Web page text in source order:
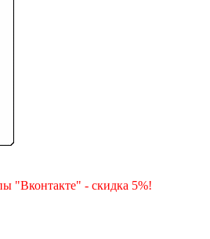
"Вконтакте" - скидка 5%!